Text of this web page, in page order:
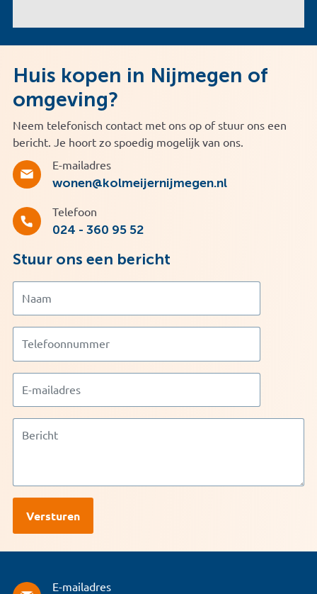
Huis kopen in Nijmegen of
omgeving?
Neem telefonisch contact met ons op of stuur ons een
bericht. Je hoort zo spoedig mogelijk van ons.
E-mailadres
wonen@kolmeijernijmegen.nl
Telefoon
024 - 360 95 52
Stuur ons een bericht
E-mailadres